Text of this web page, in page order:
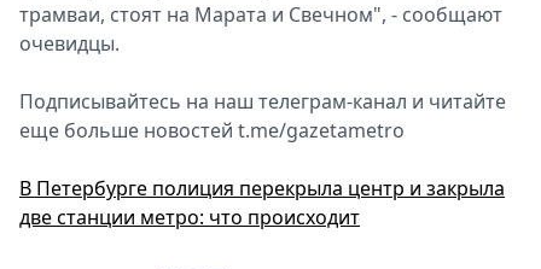
трамваи, стоят на Марата и Свечном", - сообщают
очевидцы.
Подписывайтесь на наш телеграм-канал и читайте
еще больше новостей t.me/gazetametro
В Петербурге полиция перекрыла центр и закрыла
две станции метро: что происходит